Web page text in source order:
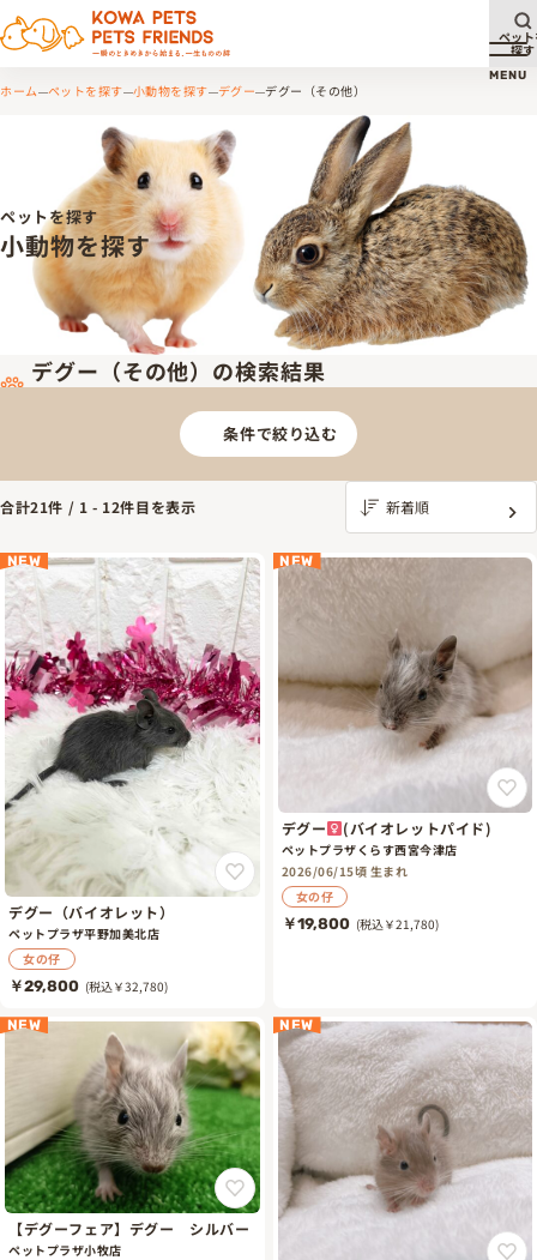
メ
MENU
ペッ
探す
ホーム ペットを探す 小動物を探す デグー デグー（その他）
ペットを探す
小動物を探す
デグー（その他）の検索結果
条件で絞り込む
合計21件 / 1 - 12件目を表示
NEW
デグー（バイオレット）
ペットプラザ平野加美北店
女の仔
￥29,800 (税込￥32,780)
NEW
デグー (バイオレットパイド)
ペットプラザくらす西宮今津店
2026/06/15頃 生まれ
女の仔
￥19,800 (税込￥21,780)
NEW
【デグーフェア】デグー シルバー
ペットプラザ小牧店
NEW